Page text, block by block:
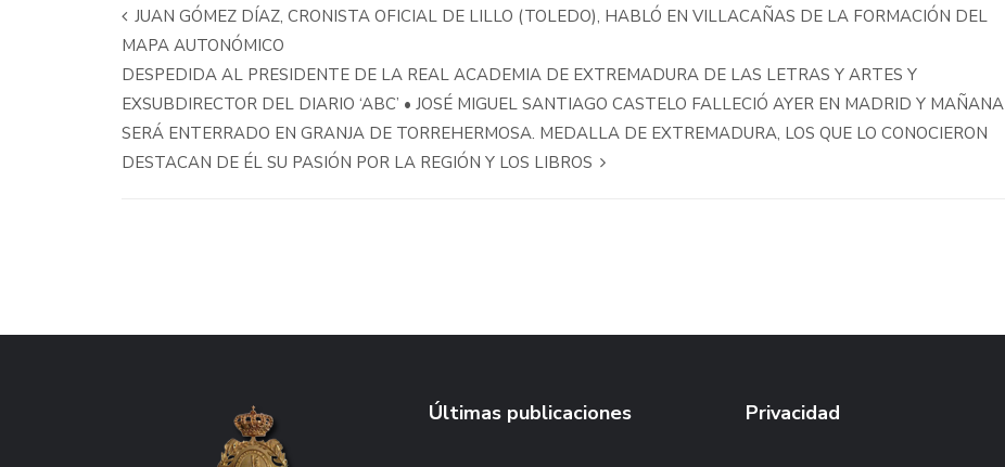
JUAN GÓMEZ DÍAZ, CRONISTA OFICIAL DE LILLO (TOLEDO), HABLÓ EN VILLACAÑAS DE LA FORMACIÓN DEL
MAPA AUTONÓMICO
DESPEDIDA AL PRESIDENTE DE LA REAL ACADEMIA DE EXTREMADURA DE LAS LETRAS Y ARTES Y
EXSUBDIRECTOR DEL DIARIO ‘ABC’ • JOSÉ MIGUEL SANTIAGO CASTELO FALLECIÓ AYER EN MADRID Y MAÑANA
SERÁ ENTERRADO EN GRANJA DE TORREHERMOSA. MEDALLA DE EXTREMADURA, LOS QUE LO CONOCIERON
DESTACAN DE ÉL SU PASIÓN POR LA REGIÓN Y LOS LIBROS
Últimas publicaciones Privacidad